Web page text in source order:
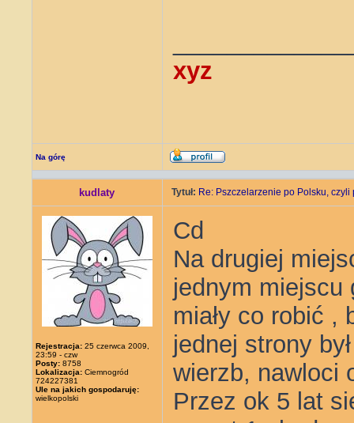
xyz
Na górę
kudlaty Tytuł: Re: Pszczelarzenie po Polsku,
Rejestracja: 25 czerwca 2009,
23:59 - czw
Posty: 8758
Lokalizacja: Ciemnogród
724227381
Ule na jakich gospodaruję:
wielkopolski
Cd
Na drugiej
jednym miejscu
miały co robić ,
jednej strony
wierzb, nawloci
Przez ok 5 lat